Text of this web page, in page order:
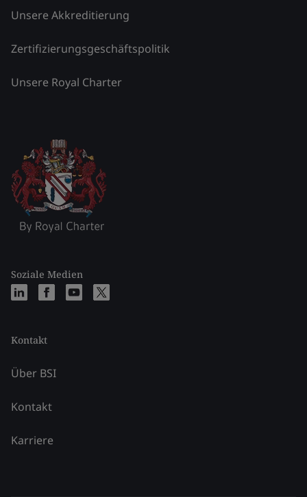
Unsere Akkreditierung
Zertifizierungsgeschäftspolitik
Unsere Royal Charter
Soziale Medien
Kontakt
Über BSI
Kontakt
Karriere